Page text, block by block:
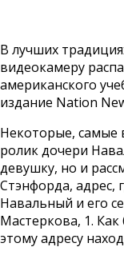
В лучших
видеокамеру
американского
издание Nation
Некоторые, самые
ролик дочери
девушку, но и
Стэнфорда, адрес,
Навальный и его
Мастеркова, 1.
этому адресу